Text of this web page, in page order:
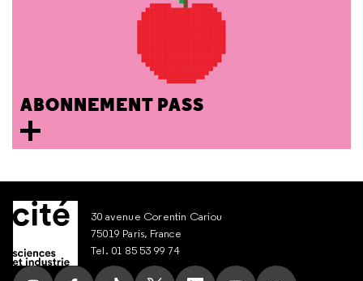
ABONNEMENT PASS
30 avenue Corentin Cariou
75019 Paris, France
Tel. 01 85 53 99 74